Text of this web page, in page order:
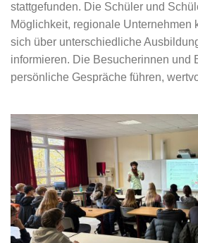
stattgefunden. Die Schüler und
Möglichkeit, regionale Unternehmen
sich über unterschiedliche
informieren. Die Besucherinnen und
persönliche Gespräche führen,